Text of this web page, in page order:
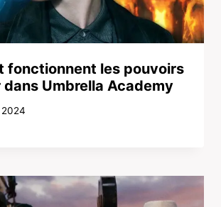
fonctionnent les pouvoirs
Umbrella Academy